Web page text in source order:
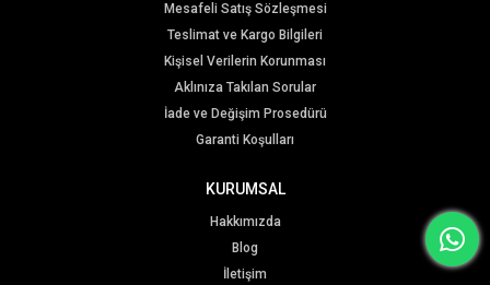
Mesafeli Satış Sözleşmesi
Teslimat ve Kargo Bilgileri
Kişisel Verilerin Korunması
Aklınıza Takılan Sorular
İade ve Değişim Prosedürü
Garanti Koşulları
KURUMSAL
Hakkımızda
Blog
İletişim